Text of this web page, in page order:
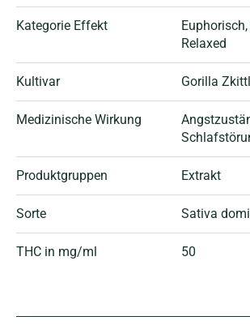
Kategorie Effekt Euphorisch
Relaxed
Kultivar Gorilla
Medizinische Wirkung
Produktgruppen Extrakt
Sorte Sativa
THC in mg/ml 50